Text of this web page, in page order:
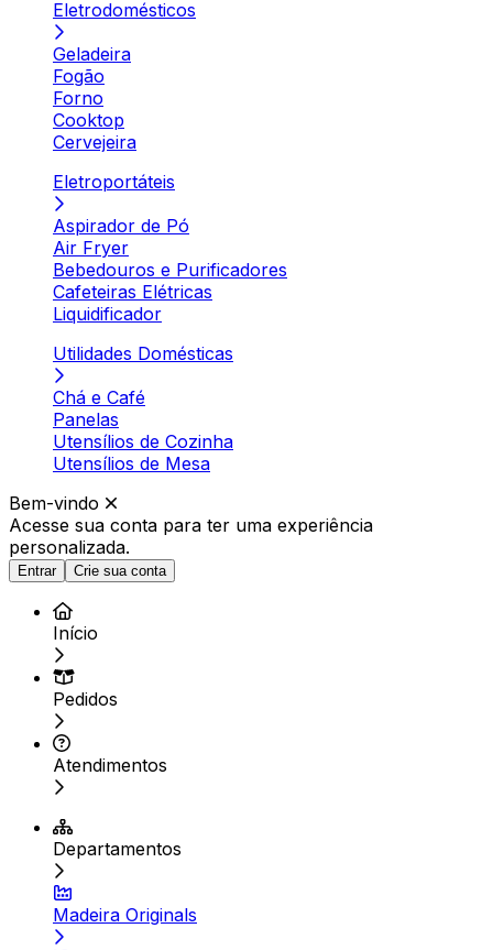
Eletrodomésticos
Geladeira
Fogão
Forno
Cooktop
Cervejeira
Eletroportáteis
Aspirador de Pó
Air Fryer
Bebedouros e Purificadores
Cafeteiras Elétricas
Liquidificador
Utilidades Domésticas
Chá e Café
Panelas
Utensílios de Cozinha
Utensílios de Mesa
Bem-vindo
Acesse sua conta para ter uma experiência
personalizada.
Entrar Crie sua conta
Início
Pedidos
Atendimentos
Departamentos
Madeira Originals